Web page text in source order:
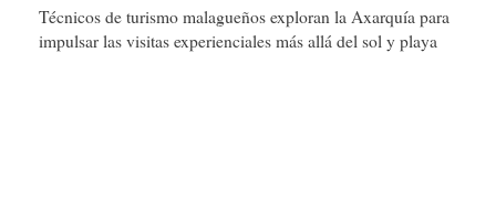
Técnicos de turismo malagueños exploran la Axarquía para
impulsar las visitas experienciales más allá del sol y playa